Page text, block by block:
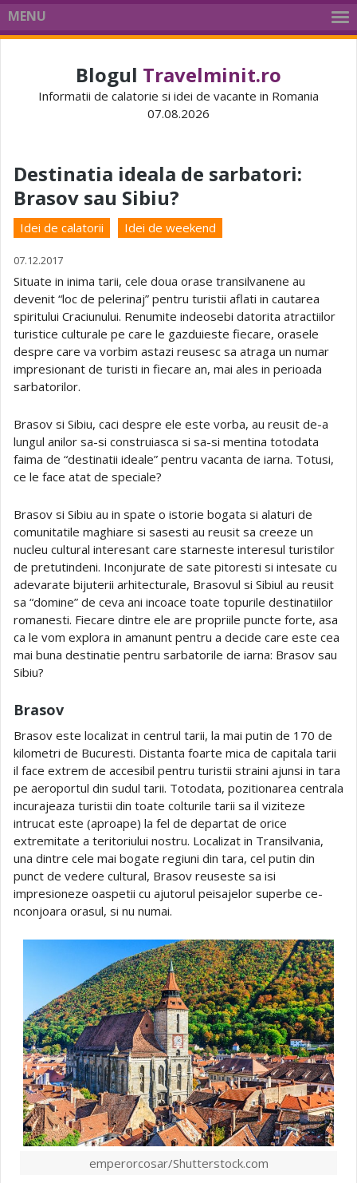
MENU
Blogul Travelminit.ro
Informatii de calatorie si idei de vacante in Romania
07.08.2026
Destinatia ideala de sarbatori:
Brasov sau Sibiu?
Idei de calatorii Idei de weekend
07.12.2017
Situate in inima tarii, cele doua orase transilvanene au
devenit “loc de pelerinaj” pentru turistii aflati in cautarea
spiritului Craciunului. Renumite indeosebi datorita atractiilor
turistice culturale pe care le gazduieste fiecare, orasele
despre care va vorbim astazi reusesc sa atraga un numar
impresionant de turisti in fiecare an, mai ales in perioada
sarbatorilor.
Brasov si Sibiu, caci despre ele este vorba, au reusit de-a
lungul anilor sa-si construiasca si sa-si mentina totodata
faima de “destinatii ideale” pentru vacanta de iarna. Totusi,
ce le face atat de speciale?
Brasov si Sibiu au in spate o istorie bogata si alaturi de
comunitatile maghiare si sasesti au reusit sa creeze un
nucleu cultural interesant care starneste interesul turistilor
de pretutindeni. Inconjurate de sate pitoresti si intesate cu
adevarate bijuterii arhitecturale, Brasovul si Sibiul au reusit
sa “domine” de ceva ani incoace toate topurile destinatiilor
romanesti. Fiecare dintre ele are propriile puncte forte, asa
ca le vom explora in amanunt pentru a decide care este cea
mai buna destinatie pentru sarbatorile de iarna: Brasov sau
Sibiu?
Brasov
Brasov este localizat in centrul tarii, la mai putin de 170 de
kilometri de Bucuresti. Distanta foarte mica de capitala tarii
il face extrem de accesibil pentru turistii straini ajunsi in tara
pe aeroportul din sudul tarii. Totodata, pozitionarea centrala
incurajeaza turistii din toate colturile tarii sa il viziteze
intrucat este (aproape) la fel de departat de orice
extremitate a teritoriului nostru. Localizat in Transilvania,
una dintre cele mai bogate regiuni din tara, cel putin din
punct de vedere cultural, Brasov reuseste sa isi
impresioneze oaspetii cu ajutorul peisajelor superbe ce-
nconjoara orasul, si nu numai.
emperorcosar/Shutterstock.com